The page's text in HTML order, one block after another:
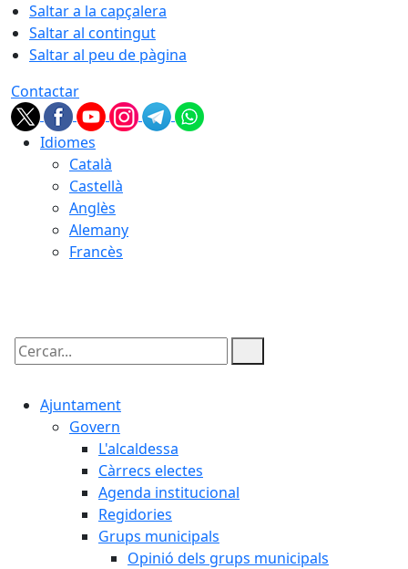
Saltar a la capçalera
Saltar al contingut
Saltar al peu de pàgina
Contactar
Idiomes
Català
Castellà
Anglès
Alemany
Francès
Cercar:
Ajuntament
Govern
L'alcaldessa
Càrrecs electes
Agenda institucional
Regidories
Grups municipals
Opinió dels grups municipals